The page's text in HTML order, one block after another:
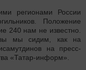
регионами России
Положение
240 нам не известно.
мы сидим, как на
на пресс-
«Татар-информ».